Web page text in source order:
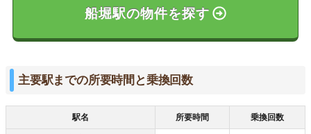
船堀駅の物件を探す
主要駅までの所要時間と乗換回数
駅名 所要時間 乗換回数